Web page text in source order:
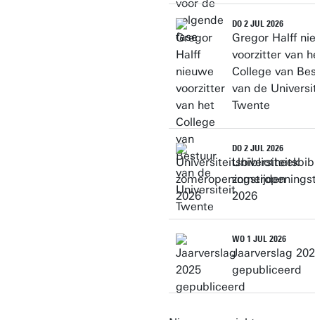
DO 2 JUL 2026
Gregor Halff
voorzitter van
College van
van de
Twente
DO 2 JUL 2026
2026
WO 1 JUL 2026
Jaarverslag
gepubliceerd